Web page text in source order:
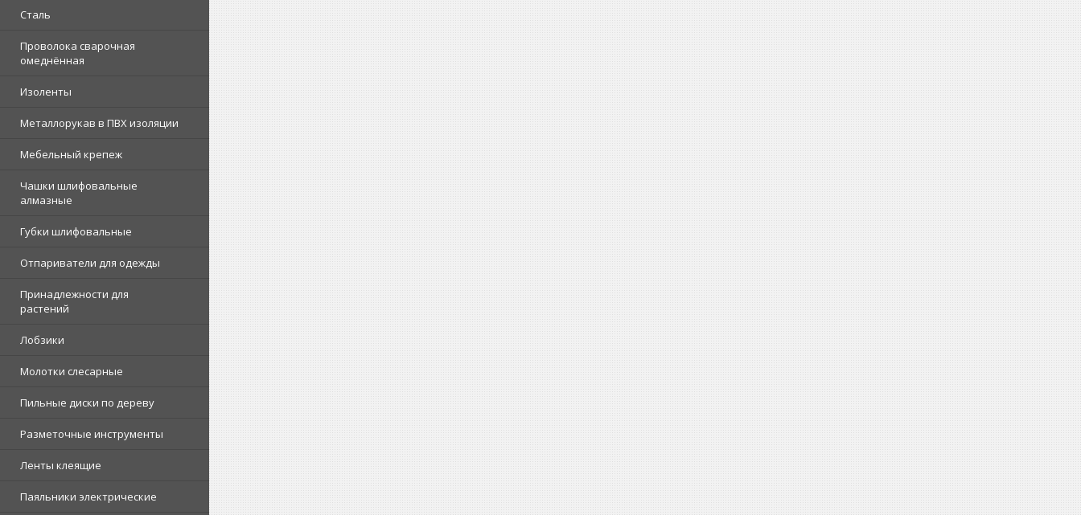
Сталь
Проволока сварочная
омеднённая
Изоленты
Металлорукав в ПВХ изоляции
Мебельный крепеж
Чашки шлифовальные
алмазные
Губки шлифовальные
Отпариватели для одежды
Принадлежности для
растений
Лобзики
Молотки слесарные
Пильные диски по дереву
Разметочные инструменты
Ленты клеящие
Паяльники электрические